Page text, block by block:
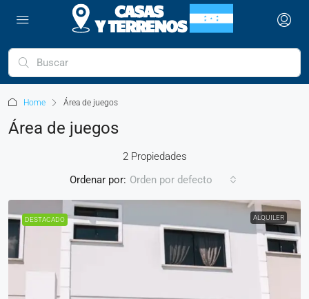
Home Área de juegos
Área de juegos
2 Propiedades
Ordenar por: Orden por defecto
DESTACADO ALQUILER